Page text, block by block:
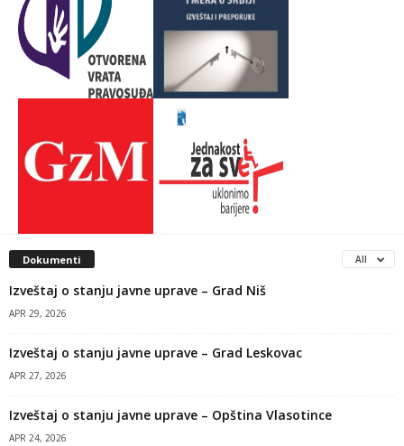
Dokumenti All
Izveštaj o stanju javne uprave – Grad Niš
APR 29, 2026
Izveštaj o stanju javne uprave – Grad Leskovac
APR 27, 2026
Izveštaj o stanju javne uprave – Opština Vlasotince
APR 24, 2026